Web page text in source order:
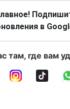
в
там, где вам